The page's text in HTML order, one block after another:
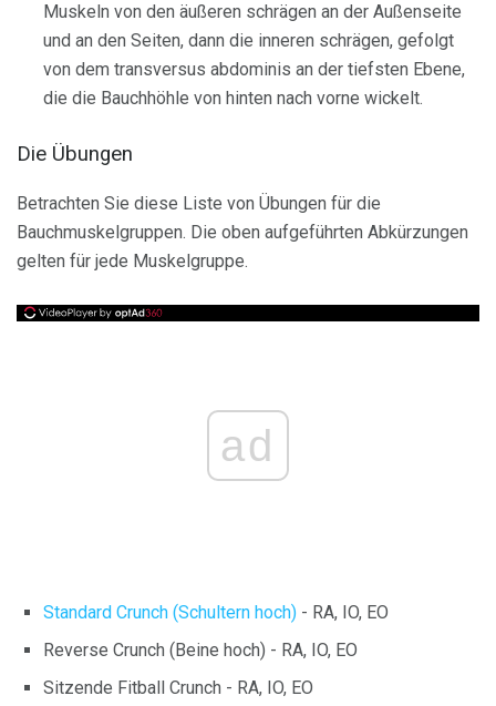
Muskeln von den äußeren schrägen an der Außenseite
und an den Seiten, dann die inneren schrägen, gefolgt
von dem transversus abdominis an der tiefsten Ebene,
die die Bauchhöhle von hinten nach vorne wickelt.
Die Übungen
Betrachten Sie diese Liste von Übungen für die
Bauchmuskelgruppen. Die oben aufgeführten Abkürzungen
gelten für jede Muskelgruppe.
ad
Standard Crunch (Schultern hoch) - RA, IO, EO
Reverse Crunch (Beine hoch) - RA, IO, EO
Sitzende Fitball Crunch - RA, IO, EO